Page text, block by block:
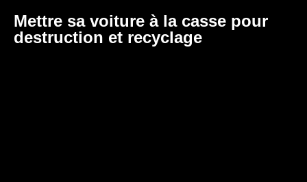
Mettre sa voiture à la casse pour
destruction et recyclage